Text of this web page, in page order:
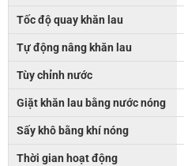
Tốc độ quay khăn lau
Tự động nâng khăn lau
Tùy chỉnh nước
Giặt khăn lau bằng nước nóng
Sấy khô bằng khí nóng
Thời gian hoạt động